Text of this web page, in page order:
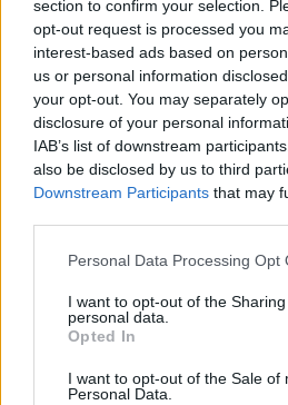
section to confirm your selection.
opt-out request is processed you
interest-based ads based on
us or personal information
your opt-out. You may separately
disclosure of your personal
IAB’s list of downstream
also be disclosed by us to third
Downstream Participants that may
Please note that this website/app
not limited to your visit or usage
grant or deny consent to Google
use your data for below specified
consent section.
Personal Data Processing Opt
I want to opt-out of the
personal data.
Opted In
I want to opt-out of the Sale of
Personal Data.
un’esperienza di pulizia e
precedenti!
AUTORE
Staff